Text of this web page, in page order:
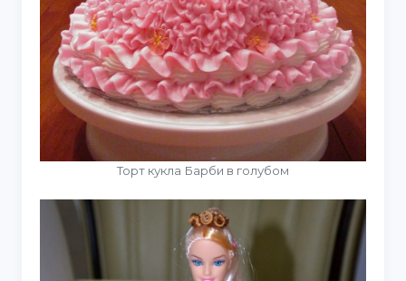
Торт кукла Барби в голубом